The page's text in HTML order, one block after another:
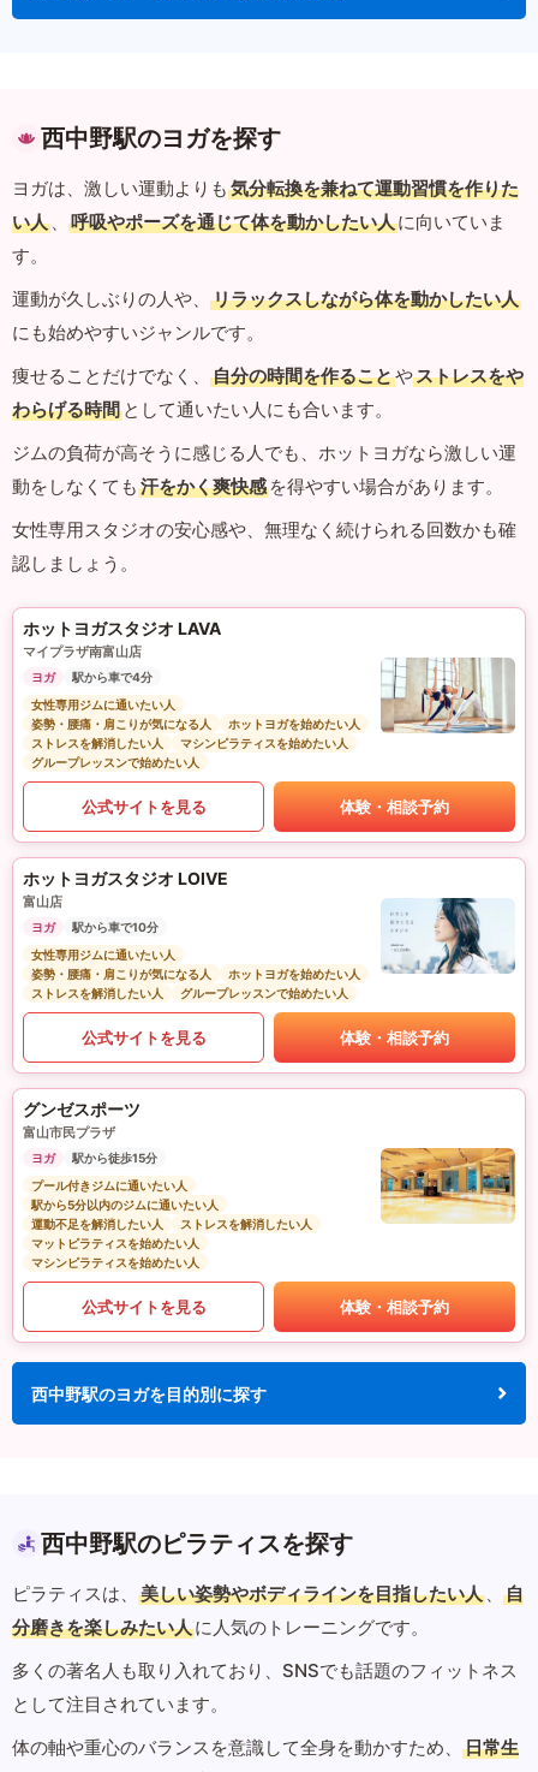
西中野駅のヨガを探す
ヨガは、激しい運動よりも 気分転換を兼ねて運動習慣を作りた
い人 、 呼吸やポーズを通じて体を動かしたい人に向いていま
す。
運動が久しぶりの人や、
リラックスしながら体を動かしたい人
にも始めやすいジャンルです。
痩せることだけでなく、
自分の時間を作ることやストレスをや
わらげる時間 として通いたい人にも合います。
ジムの負荷が高そうに感じる人でも、ホットヨガなら激しい運
動をしなくても 汗をかく爽快感 を得やすい場合があります。
女性専用スタジオの安心感や、無理なく続けられる回数かも確
認しましょう。
ホットヨガスタジオ LAVA
マイプラザ南富山店
ヨガ
駅から車で4分
女性専用ジムに通いたい人
姿勢・腰痛・肩こりが気になる人
ホットヨガを始めたい人
ストレスを解消したい人
マシンピラティスを始めたい人
グループレッスンで始めたい人
公式サイトを見る 体験・相談予約
ホットヨガスタジオ LOIVE
富山店
ヨガ
駅から車で10分
女性専用ジムに通いたい人
姿勢・腰痛・肩こりが気になる人
ホットヨガを始めたい人
ストレスを解消したい人
グループレッスンで始めたい人
公式サイトを見る 体験・相談予約
グンゼスポーツ
富山市民プラザ
ヨガ
駅から徒歩15分
プール付きジムに通いたい人
駅から5分以内のジムに通いたい人
運動不足を解消したい人
ストレスを解消したい人
マットピラティスを始めたい人
マシンピラティスを始めたい人
公式サイトを見る 体験・相談予約
西中野駅のヨガを目的別に探す
西中野駅のピラティスを探す
ピラティスは、 美しい姿勢やボディラインを目指したい人 、
自
分磨きを楽しみたい人に人気のトレーニングです。
多くの著名人も取り入れており、SNSでも話題のフィットネス
として注目されています。
体の軸や重心のバランスを意識して全身を動かすため、
日常生